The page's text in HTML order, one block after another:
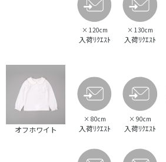
× 120cm
入荷ﾘｸｴｽﾄ
× 130cm
入荷ﾘｸｴｽﾄ
オフホワイト
× 80cm
入荷ﾘｸｴｽﾄ
× 90cm
入荷ﾘｸｴｽﾄ